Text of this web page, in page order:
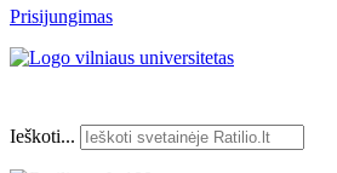
Prisijungimas
Ieškoti...